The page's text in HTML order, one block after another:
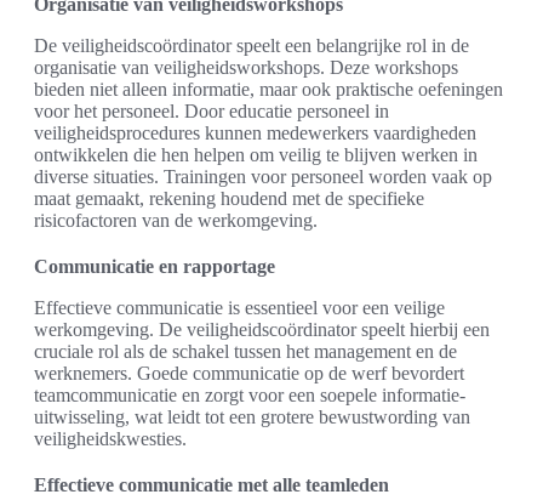
Organisatie van veiligheidsworkshops
De veiligheidscoördinator speelt een belangrijke rol in de
organisatie van veiligheidsworkshops. Deze workshops
bieden niet alleen informatie, maar ook praktische oefeningen
voor het personeel. Door educatie personeel in
veiligheidsprocedures kunnen medewerkers vaardigheden
ontwikkelen die hen helpen om veilig te blijven werken in
diverse situaties. Trainingen voor personeel worden vaak op
maat gemaakt, rekening houdend met de specifieke
risicofactoren van de werkomgeving.
Communicatie en rapportage
Effectieve communicatie is essentieel voor een veilige
werkomgeving. De veiligheidscoördinator speelt hierbij een
cruciale rol als de schakel tussen het management en de
werknemers. Goede communicatie op de werf bevordert
teamcommunicatie en zorgt voor een soepele informatie-
uitwisseling, wat leidt tot een grotere bewustwording van
veiligheidskwesties.
Effectieve communicatie met alle teamleden